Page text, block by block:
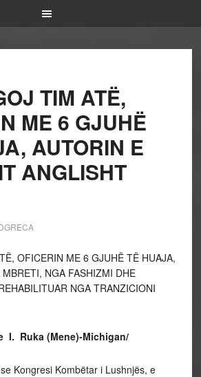
TIM ATË,
ME 6 GJUHË
AUTORIN E
ANGLISHT
OFICERIN ME 6 GJUHË TË HUAJA,
NGA FASHIZMI DHE
NGA TRANZICIONI
I. Ruka (Mene)-Michigan/
Kongresi Kombëtar i Lushnjës, e